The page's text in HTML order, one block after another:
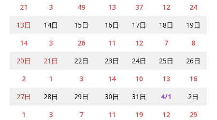
21
3 49 13 37 12
24
13日
14日 15日 16日 17日 18日
19日
14
3 26 11 12 7
8
20日
21日 22日 23日 24日 25日
26日
2
1 3 14 10 13
16
27日
28日 29日 30日 31日 4/1
2日
1
3 7 11 19 12
29